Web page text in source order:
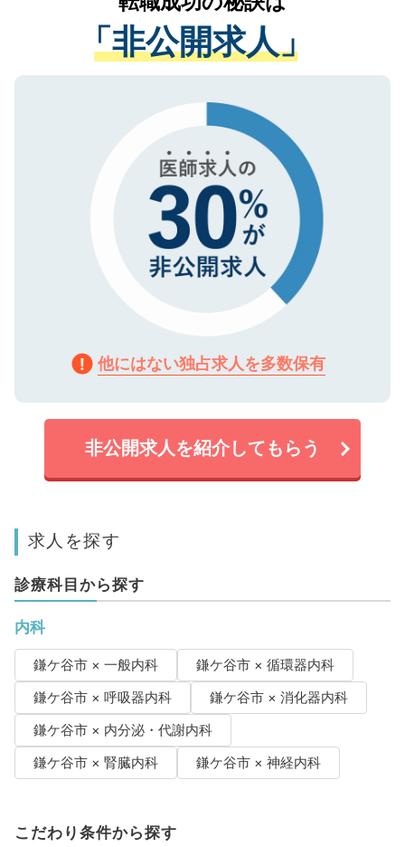
管理基準を満たした事業者のみに付与され
る、プライバシーマークを取得済みです。
で、機密保持に関してもご安心ください。
経験をまじえながら、適切なアドバイスを
させていただきます。すぐにご転職をされ
ない方には、長期的なサポートが可能です
ので、まずはご登録ください。
「非公開求人」
他にはない独占求人を多数保有
非公開求人を紹介してもらう
求人を探す
診療科目から探す
内科
鎌ケ谷市 × 一般内科
鎌ケ谷市 × 循環器内科
鎌ケ谷市 × 呼吸器内科
鎌ケ谷市 × 消化器内科
鎌ケ谷市 × 内分泌・代謝内科
鎌ケ谷市 × 腎臓内科
鎌ケ谷市 × 神経内科
こだわり条件から探す